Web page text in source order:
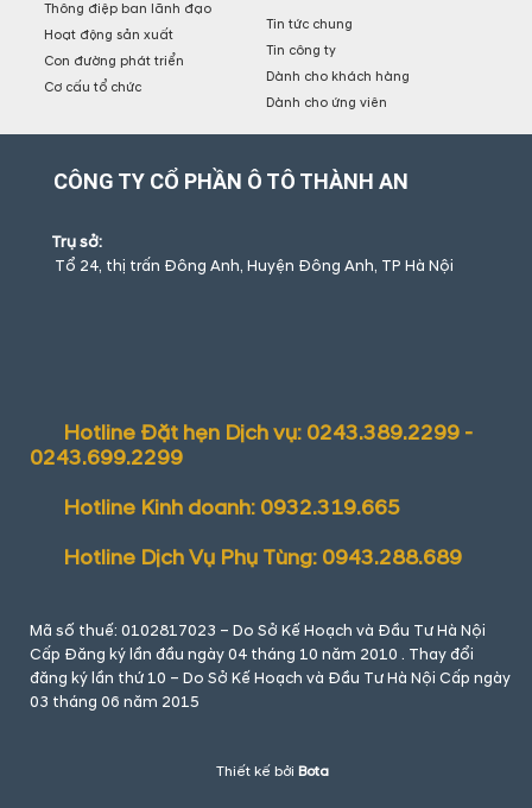
Thông điệp ban lãnh đạo
Hoạt động sản xuất
Con đường phát triển
Cơ cấu tổ chức
Tin tức chung
Tin công ty
Dành cho khách hàng
Dành cho ứng viên
CÔNG TY CỔ PHẦN Ô TÔ THÀNH AN
Trụ sở:
Tổ 24, thị trấn Đông Anh, Huyện Đông Anh, TP Hà Nội
Hotline Đặt hẹn Dịch vụ: 0243.389.2299 -
0243.699.2299
Hotline Kinh doanh: 0932.319.665
Hotline Dịch Vụ Phụ Tùng: 0943.288.689
Mã số thuế: 0102817023 – Do Sở Kế Hoạch và Đầu Tư Hà Nội
Cấp Đăng ký lần đầu ngày 04 tháng 10 năm 2010 . Thay đổi
đăng ký lần thứ 10 – Do Sở Kế Hoạch và Đầu Tư Hà Nội Cấp ngày
03 tháng 06 năm 2015
Thiết kế bởi Bota